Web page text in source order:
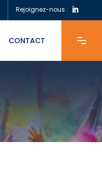
Rejoignez-nous :
CONTACT